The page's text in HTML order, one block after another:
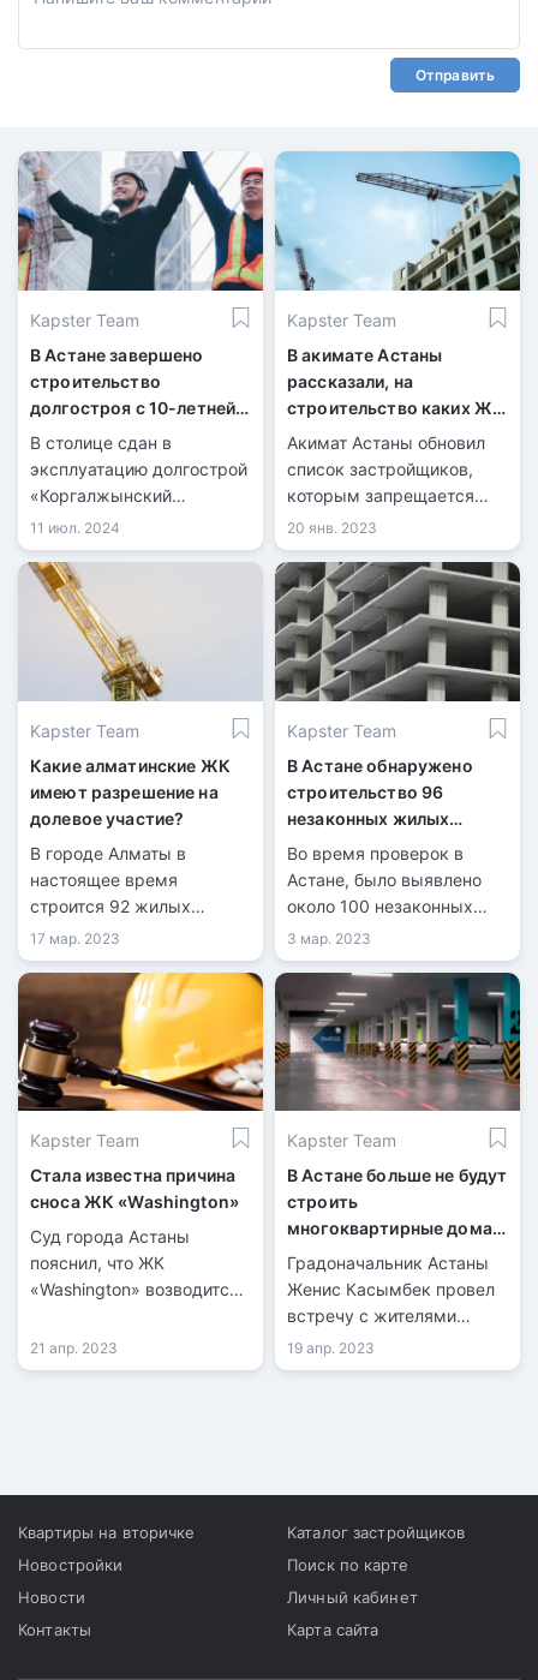
Отправить
Kapster Team
В Астане завершено
строительство
долгостроя с 10-летней
историей
В столице сдан в
эксплуатацию долгострой
«Коргалжынский
квартал», который стоял
незавершенным с 2015
года. Частный
застройщик начал
привлекать средства
дольщиков ещё в 2014
году, но не смог
завершить проект в срок.
11 июл. 2024
Kapster Team
В акимате Астаны
рассказали, на
строительство каких ЖК
запрещено привлекать
Акимат Астаны обновил
список застройщиков,
которым запрещается
привлекать средства
дольщиков. В данный
список попали больше 100
строительных компаний.
20 янв. 2023
Kapster Team
Какие алматинские ЖК
имеют разрешение на
долевое участие?
В городе Алматы в
настоящее время
строится 92 жилых
комплекса с
разрешением на
привлечение денег
дольщиков.
17 мар. 2023
Kapster Team
В Астане обнаружено
строительство 96
незаконных жилых
комплексов
Во время проверок в
Астане, было выявлено
около 100 незаконных
ЖК. В ходе строительства
проверка не обнаружила
разрешительных
документов.
3 мар. 2023
Kapster Team
Стала известна причина
сноса ЖК «Washington»
Суд города Астаны
пояснил, что ЖК
«Washington» возводится
поэтому не будет
достроен.
21 апр. 2023
Kapster Team
В Астане больше не будут
строить
многоквартирные дома
без обустроенных
паркингов
Градоначальник Астаны
Женис Касымбек провел
встречу с жителями
района Есиль, на которой
обсуждались вопросы
социальных объектов,
плотной застройки,
водоснабжения,
строительства, ливневой
канализации, запуска
19 апр. 2023
Квартиры на вторичке
Новостройки
Новости
Контакты
Каталог застройщиков
Поиск по карте
Личный кабинет
Карта сайта